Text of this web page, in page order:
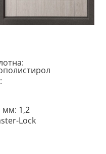
мм: 1,2
Lock